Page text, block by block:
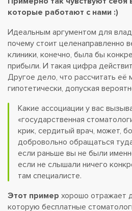
которые работают с нами :)
Идеальным аргументом для
почему стоит целенаправленно
клиники, конечно, была бы
прибыли. И такая цифра
Другое дело, что рассчитать её
гипотетически, допуская
Какие ассоциации у вас
«государственная
крик, сердитый врач, может,
добровольно обращаться
если раньше вы не были
если не слышали ничего
там специалисте.
Этот пример хорошо отражает
которую бесплатные